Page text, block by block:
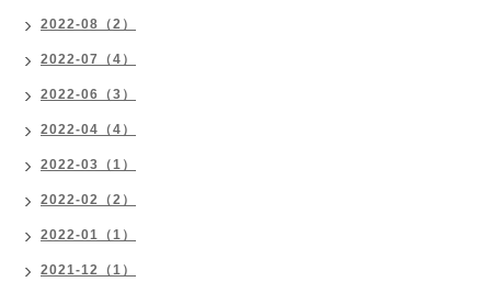
2022-08（2）
2022-07（4）
2022-06（3）
2022-04（4）
2022-03（1）
2022-02（2）
2022-01（1）
2021-12（1）